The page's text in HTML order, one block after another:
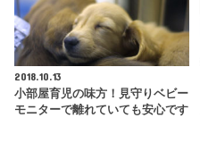
2018.10.13
小部屋育児の味方！見守りベビー
モニターで離れていても安心です